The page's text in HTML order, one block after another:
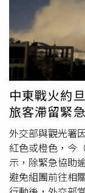
『三班護病比』
以接受政策需要
成健保支付、人
技減負、資訊公
期，不是空窗
是護理界與醫界
全與護理人力崩
伊隨即表現出明
靜地緊抱玩偶入
到社群，引發熱
容所，員工透露
牠，眾人紛紛
見，將佐伊的小
與喬伊」這對搭
咪對柔軟物體產
常源於幼貓時期
吮大拇指。對於
的成年貓而言，
提供必要的心理
中東戰火約
旅客滯留緊
外交部與觀光署
紅色或橙色，今
示，除緊急協助
避免組團前往相